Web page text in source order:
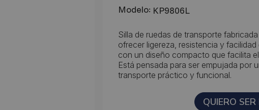
Modelo: KP9806L
Silla de ruedas de transporte
ofrecer ligereza, resistencia y
con un diseño compacto que facilita
Está pensada para ser empujada por
transporte práctico y funcional.
QUIERO